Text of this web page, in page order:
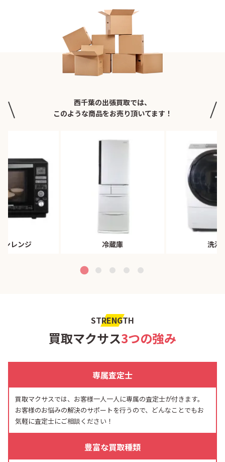
西千葉の出張買取では、
このような商品をお売り頂いてます！
ンレンジ 冷蔵庫 洗濯
STRENGTH
買取マクサス3つの強み
専属査定士
買取マクサスでは、お客様一人一人に専属の査定士が付きます。
お客様のお悩みの解決のサポートを行うので、どんなことでもお
気軽に査定士にご相談ください！
豊富な買取種類